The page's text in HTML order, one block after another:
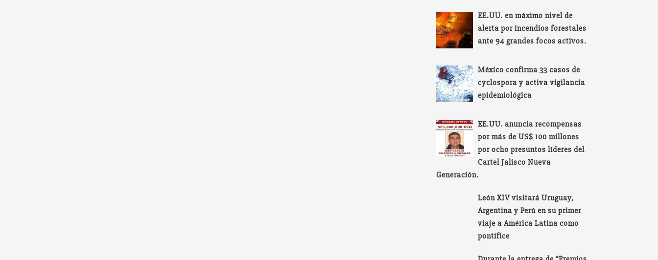
EE.UU. en máximo nivel de
alerta por incendios forestales
ante 94 grandes focos activos.
México confirma 33 casos de
cyclospora y activa vigilancia
epidemiológica
EE.UU. anuncia recompensas
por más de US$ 100 millones
por ocho presuntos líderes del
Cartel Jalisco Nueva
Generación.
León XIV visitará Uruguay,
Argentina y Perú en su primer
viaje a América Latina como
pontífice